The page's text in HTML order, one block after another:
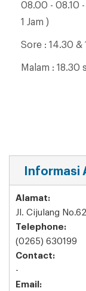
08.00 - 08.10
1 Jam )
Sore : 14.30 &
Malam : 18.30
Informasi
Alamat:
Jl. Cijulang
Telephone:
(0265) 630199
Contact:
-
Email: